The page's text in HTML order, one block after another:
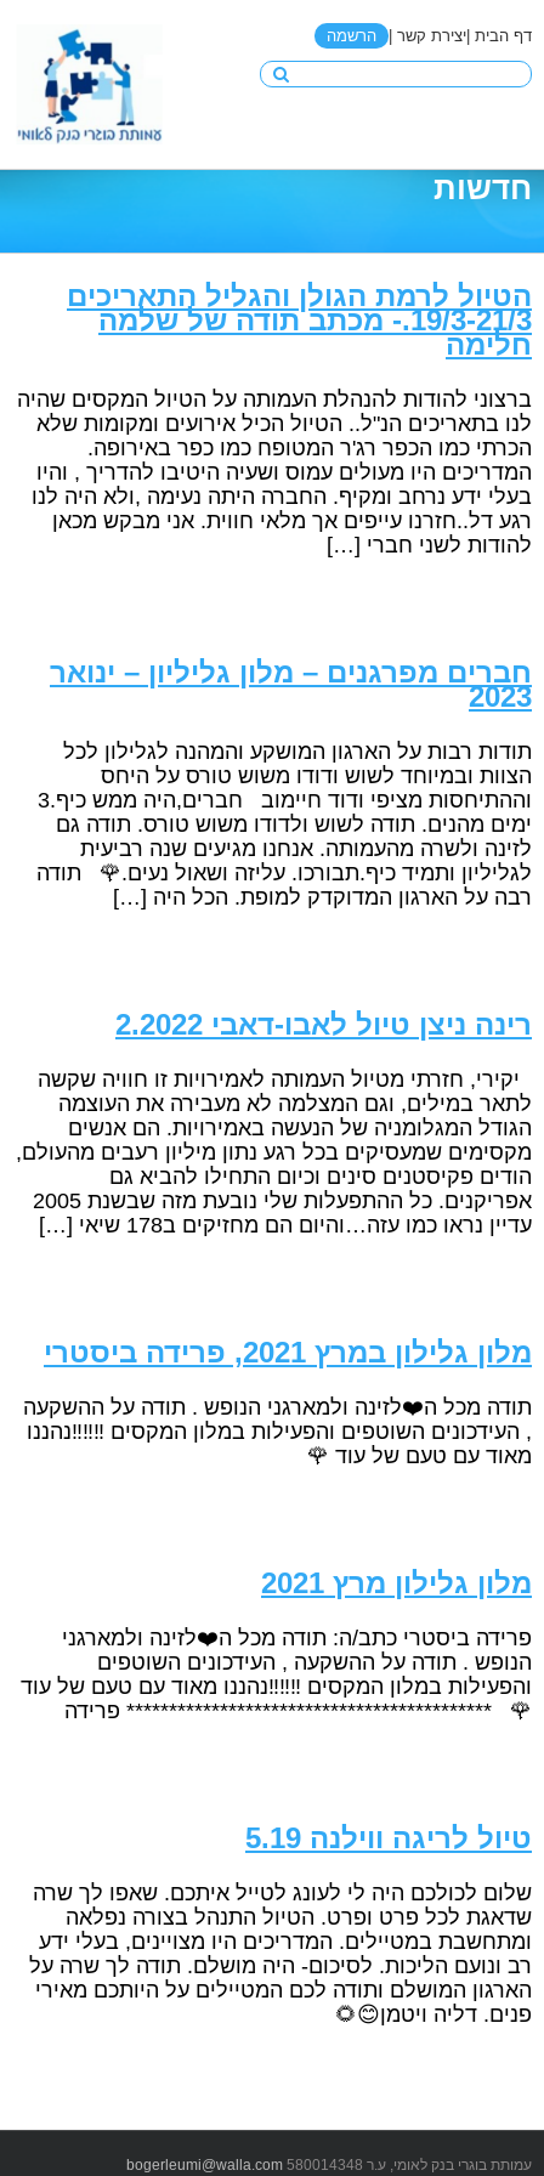
דף הבית | יצירת קשר | הרשמה
חדשות
הטיול לרמת הגולן והגליל התאריכים
19/3-21/3.- מכתב תודה של שלמה
חלימה
ברצוני להודות להנהלת העמותה על הטיול המקסים שהיה
לנו בתאריכים הנ"ל.. הטיול הכיל אירועים ומקומות שלא
הכרתי כמו הכפר רג'ר המטופח כמו כפר באירופה.
המדריכים היו מעולים עמוס ושעיה היטיבו להדריך , והיו
בעלי ידע נרחב ומקיף. החברה היתה נעימה ,ולא היה לנו
רגע דל..חזרנו עייפים אך מלאי חווית. אני מבקש מכאן
להודות לשני חברי […]
חברים מפרגנים – מלון גליליון – ינואר
2023
תודות רבות על הארגון המושקע והמהנה לגלילון לכל
הצוות ובמיוחד לשוש ודודו משוש טורס על היחס
וההתיחסות מציפי ודוד חיימוב חברים,היה ממש כיף.3
ימים מהנים. תודה לשוש ולדודו משוש טורס. תודה גם
לזינה ולשרה מהעמותה. אנחנו מגיעים שנה רביעית
לגליליון ותמיד כיף.תבורכו. עליזה ושאול נעים.🌹 תודה
רבה על הארגון המדוקדק למופת. הכל היה […]
רינה ניצן טיול לאבו-דאבי 2.2022
יקירי, חזרתי מטיול העמותה לאמירויות זו חוויה שקשה
לתאר במילים, וגם המצלמה לא מעבירה את העוצמה
הגודל המגלומניה של הנעשה באמירויות. הם אנשים
מקסימים שמעסיקים בכל רגע נתון מיליון רעבים מהעולם,
הודים פקיסטנים סינים וכיום התחילו להביא גם
אפריקנים. כל ההתפעלות שלי נובעת מזה שבשנת 2005
עדיין נראו כמו עזה…והיום הם מחזיקים ב178 שיאי […]
מלון גלילון במרץ 2021, ‏‏פרידה ביסטרי
תודה מכל ה❤️לזינה ולמארגני הנופש . תודה על ההשקעה
, העידכונים השוטפים והפעילות במלון המקסים ‼️‼️‼️נהננו
מאוד עם טעם של עוד 🌹
מלון גלילון מרץ 2021
‏‏פרידה ביסטרי כתב/ה: תודה מכל ה❤️לזינה ולמארגני
הנופש . תודה על ההשקעה , העידכונים השוטפים
והפעילות במלון המקסים ‼️‼️‼️נהננו מאוד עם טעם של עוד
🌹 ******************************************* פרידה
טיול לריגה ווילנה 5.19
שלום לכולכם היה לי לעונג לטייל איתכם. שאפו לך שרה
שדאגת לכל פרט ופרט. הטיול התנהל בצורה נפלאה
ומתחשבת במטיילים. המדריכים היו מצויינים, בעלי ידע
רב ונועם הליכות. לסיכום- היה מושלם. תודה לך שרה על
הארגון המושלם ותודה לכם המטיילים על היותכם מאירי
פנים. דליה ויטמן😊🌻
עמותת בוגרי בנק לאומי, ע.ר 580014348 bogerleumi@walla.com